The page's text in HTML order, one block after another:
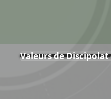
Valeurs de Discipolat